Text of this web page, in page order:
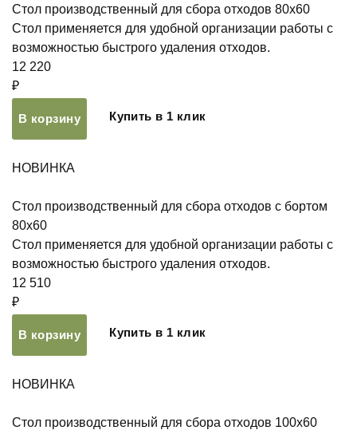
Стол производственный для сбора отходов 80х60
Стол применяется для удобной организации работы с
возможностью быстрого удаления отходов.
12 220
₽
В корзину Купить в 1 клик
НОВИНКА
Стол производственный для сбора отходов с бортом
80х60
Стол применяется для удобной организации работы с
возможностью быстрого удаления отходов.
12 510
₽
В корзину Купить в 1 клик
НОВИНКА
Стол производственный для сбора отходов 100х60